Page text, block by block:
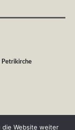
Petrikirche
die Website weiter